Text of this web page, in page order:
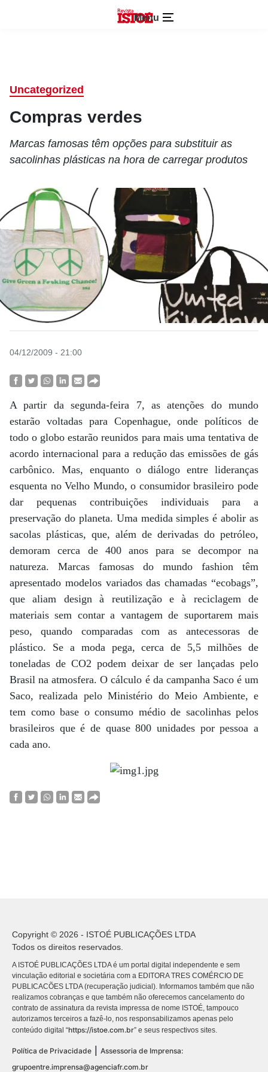
Menu
Uncategorized
Compras verdes
Marcas famosas têm opções para substituir as
sacolinhas plásticas na hora de carregar produtos
04/12/2009 - 21:00
A partir da segunda-feira 7, as atenções do mundo
estarão voltadas para Copenhague, onde políticos de
todo o globo estarão reunidos para mais uma tentativa de
acordo internacional para a redução das emissões de gás
carbônico. Mas, enquanto o diálogo entre lideranças
esquenta no Velho Mundo, o consumidor brasileiro pode
dar pequenas contribuições individuais para a
preservação do planeta. Uma medida simples é abolir as
sacolas plásticas, que, além de derivadas do petróleo,
demoram cerca de 400 anos para se decompor na
natureza. Marcas famosas do mundo fashion têm
apresentado modelos variados das chamadas “ecobags”,
que aliam design à reutilização e à reciclagem de
materiais sem contar a vantagem de suportarem mais
peso, quando comparadas com as antecessoras de
plástico. Se a moda pega, cerca de 5,5 milhões de
toneladas de CO2 podem deixar de ser lançadas pelo
Brasil na atmosfera. O cálculo é da campanha Saco é um
Saco, realizada pelo Ministério do Meio Ambiente, e
tem como base o consumo médio de sacolinhas pelos
brasileiros que é de quase ­800 unidades por pessoa a
cada ano.
Copyright © 2026 - ISTOÉ PUBLICAÇÕES LTDA
Todos os direitos reservados.
A ISTOÉ PUBLICAÇÕES LTDA é um portal digital independente e sem
vinculação editorial e societária com a EDITORA TRES COMÉRCIO DE
PUBLICACÕES LTDA (recuperação judicial). Informamos também que não
realizamos cobranças e que também não oferecemos cancelamento do
contrato de assinatura da revista impressa de nome ISTOÉ, tampouco
autorizamos terceiros a fazê-lo, nos responsabilizamos apenas pelo
conteúdo digital “https://istoe.com.br” e seus respectivos sites.
Política de Privacidade
Assessoria de Imprensa:
grupoentre.imprensa@agenciafr.com.br